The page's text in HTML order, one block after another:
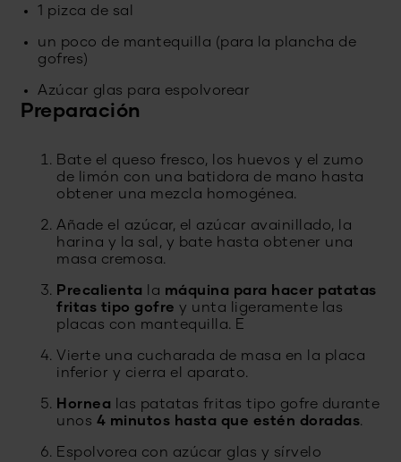
1 pizca de sal
un poco de mantequilla (para la plancha de
gofres)
Azúcar glas para espolvorear
Preparación
Bate el queso fresco, los huevos y el zumo
de limón con una batidora de mano hasta
obtener una mezcla homogénea.
Añade el azúcar, el azúcar avainillado, la
harina y la sal, y bate hasta obtener una
masa cremosa.
Precalienta la máquina para hacer patatas
fritas tipo gofre y unta ligeramente las
placas con mantequilla. E
Vierte una cucharada de masa en la placa
inferior y cierra el aparato.
Hornea las patatas fritas tipo gofre durante
unos 4 minutos hasta que estén doradas.
Espolvorea con azúcar glas y sírvelo